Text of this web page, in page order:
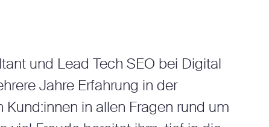
und Lead Tech SEO bei Digital
Jahre Erfahrung in der
in allen Fragen rund um